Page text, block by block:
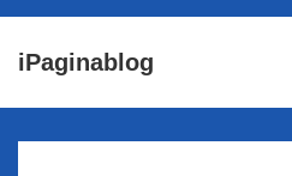
passer
iPaginablog